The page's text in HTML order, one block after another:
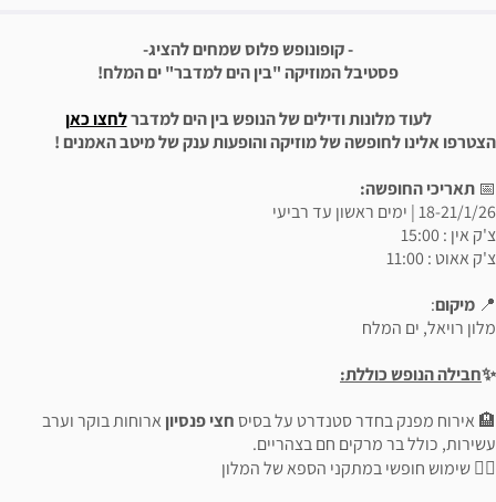
- קופונופש פלוס שמחים להציג-
פסטיבל המוזיקה "בין הים למדבר" ים המלח!
לעוד מלונות ודילים של הנופש בין הים למדברלחצו כאן
הצטרפו אלינו לחופשה של מוזיקה והופעות ענק של מיטב האמנים !
📅 תאריכי החופשה:
18-21/1/26 | ימים ראשון עד רביעי
צ'ק אין : 15:00
צ'ק אאוט : 11:00
📍 מיקום:
מלון רויאל, ים המלח
✨חבילה הנופש כוללת:
🏨 אירוח מפנק בחדר סטנדרט על בסיסחצי פנסיוןארוחות בוקר וערב
עשירות, כולל בר מרקים חם בצהריים.
💆‍♀️ שימוש חופשי במתקני הספא של המלון